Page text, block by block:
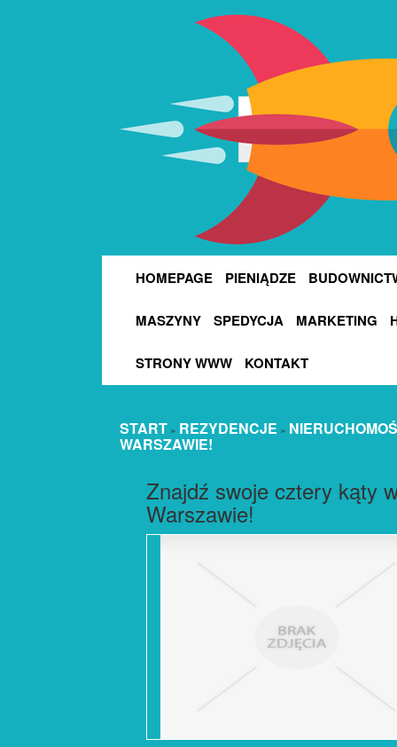
HOMEPAGE PIENIĄDZE
MASZYNY SPEDYCJA MARKETING
STRONY WWW KONTAKT
START » REZYDENCJE »
WARSZAWIE!
Znajdź swoje cztery kąty
Warszawie!